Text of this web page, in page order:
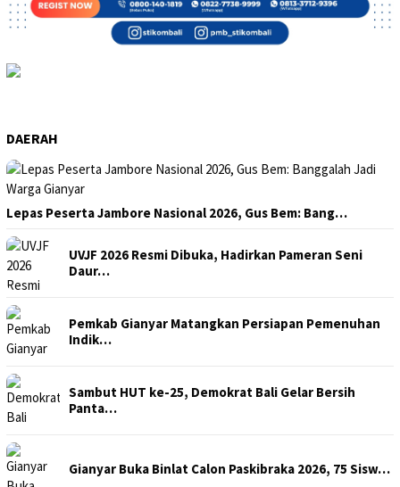
DAERAH
Lepas Peserta Jambore Nasional 2026, Gus Bem: Bang…
UVJF 2026 Resmi Dibuka, Hadirkan Pameran Seni
Daur…
Pemkab Gianyar Matangkan Persiapan Pemenuhan
Indik…
Sambut HUT ke-25, Demokrat Bali Gelar Bersih
Panta…
Gianyar Buka Binlat Calon Paskibraka 2026, 75 Sisw…